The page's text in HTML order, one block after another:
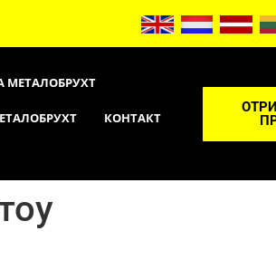
МЕТАЛОБРУХТ
КОНТАКТ